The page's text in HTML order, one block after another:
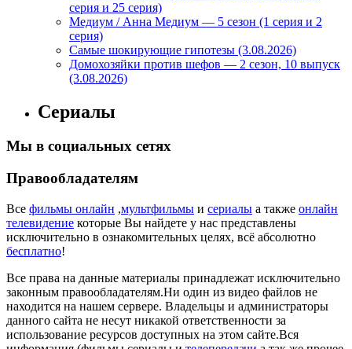
серия и 25 серия)
Медиум / Анна Медиум — 5 сезон (1 серия и 2
серия)
Самые шокирующие гипотезы (3.08.2026)
Домохозяйки против шефов — 2 сезон, 10 выпуск
(3.08.2026)
Сериалы
Мы в социальных сетях
Правообладателям
Все фильмы онлайн ,мультфильмы и сериалы а также онлайн
телевидение которые Вы найдете у нас представлены
исключительно в ознакомительных целях, всё абсолютно
бесплатно!
Все права на данные материалы принадлежат исключительно
законным правообладателям.Ни один из видео файлов не
находится на нашем сервере. Владельцы и администраторы
данного сайта не несут никакой ответственности за
использование ресурсов доступных на этом сайте.Вся